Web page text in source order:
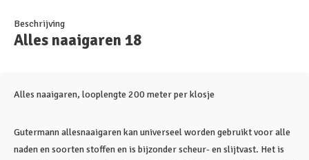
Beschrijving
Alles naaigaren 18
Alles naaigaren, looplengte 200 meter per klosje
Gutermann allesnaaigaren kan universeel worden gebruikt voor alle
naden en soorten stoffen en is bijzonder scheur- en slijtvast. Het is